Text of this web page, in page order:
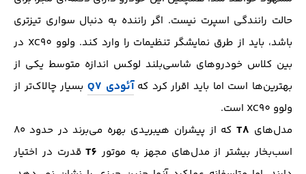
حالت رانندگی اسپرت نیست. اگر راننده به دنبال سواری تیزتری
باشد، باید از طرق نمایشگر تنظیمات را وارد کند. ولوو XC90 در
بین کلاس خودروهای شاسی‌بلند لوکس اندازه متوسط یکی از
بهترین‌ها است اما باید اقرار کرد کهآئودی Q7
بسیار چالاک‌تر از
ولوو XC90 است.
مدل‌های T8
که از پیشران هیبریدی بهره می‌برند در حدود ۸۰
اسب‌بخار بیشتر از مدل‌های مجهز به موتور T6قدرت در اختیار